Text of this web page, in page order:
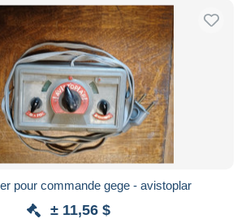
pour commande gege - avistoplar
± 11,56 $